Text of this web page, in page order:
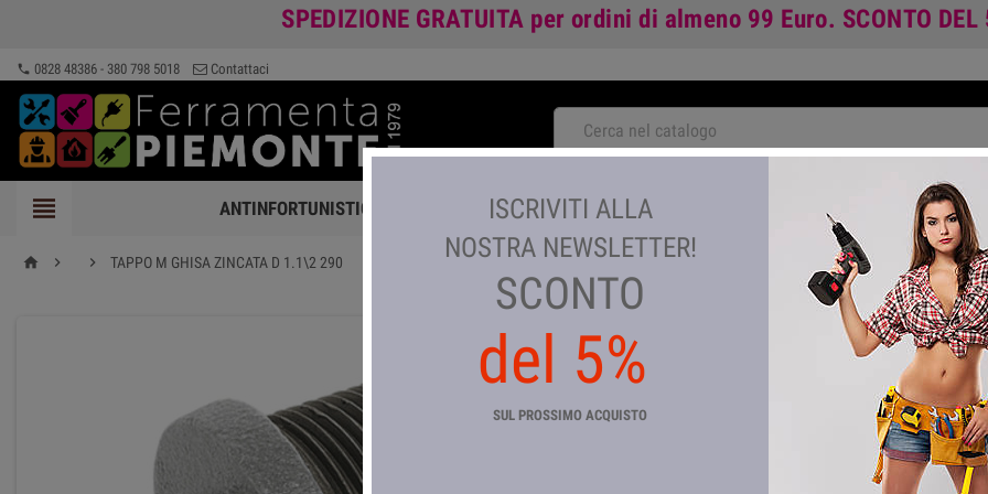
SPEDIZIONE GRATUITA per ordini di almeno 99 Euro. SCONTO DEL
phone 0828 48386 - 380 798 5018 Contattaci
 ANTINFORTUNISTICA FERRAMENTA GIARDINAGGIO E AGRICOLTURA COLORI E VERNICI
home   TAPPO M GHISA ZINCATA D 1.1\2 290
TAPPO M GHISA ZINCATA D
ISCRIVITI ALLA
NOSTRA NEWSLETTER!
SCONTO
del 5%
SUL PROSSIMO ACQUISTO